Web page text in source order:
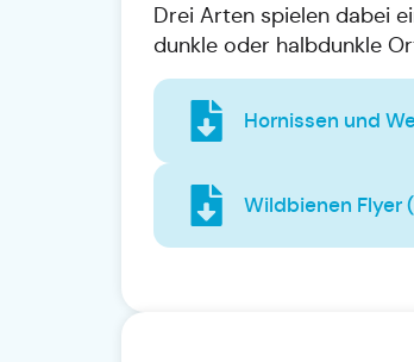
Drei Arten spielen dabei
dunkle oder halbdunkle
Hornissen und
Wildbienen Flyer